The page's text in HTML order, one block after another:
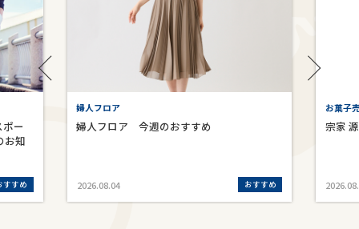
ー
お知
すすめ
婦人フロア
婦人フロア 今週のおすすめ
2026.08.04 おすすめ
お菓子
宗家